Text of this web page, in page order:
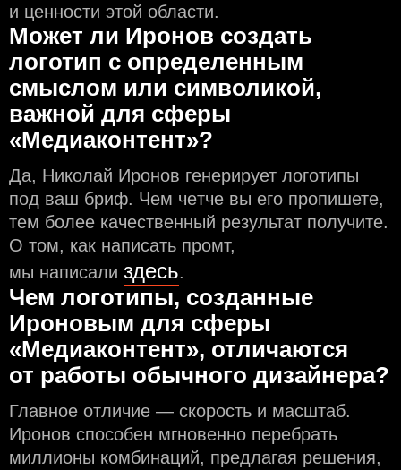
и ценности этой области.
Может ли Иронов создать
логотип с определeнным
смыслом или символикой,
важной для сферы
«Медиаконтент»?
Да, Николай Иронов генерирует логотипы
под ваш бриф. Чем чeтче вы его пропишете,
тем более качественный результат получите.
О том, как написать промт,
мы написали здесь.
Чем логотипы, созданные
Ироновым для сферы
«Медиаконтент», отличаются
от работы обычного дизайнера?
Главное отличие — скорость и масштаб.
Иронов способен мгновенно перебрать
миллионы комбинаций, предлагая решения,